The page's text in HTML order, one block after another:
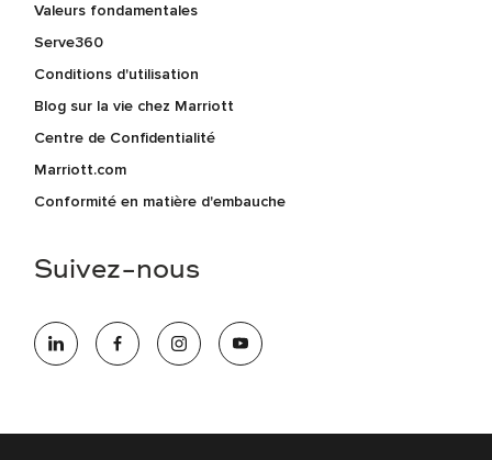
Valeurs fondamentales
Serve360
Conditions d'utilisation
Blog sur la vie chez Marriott
Centre de Confidentialité
Marriott.com
Conformité en matière d'embauche
Suivez-nous